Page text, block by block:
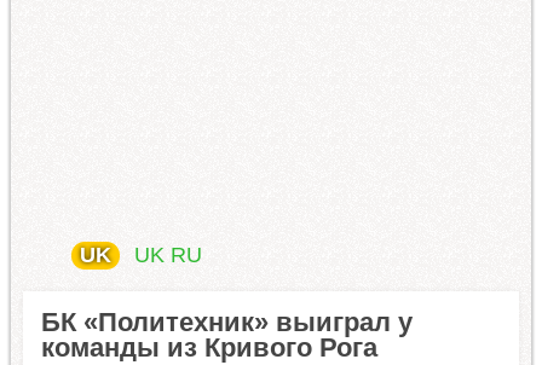
UK UK RU
БК «Политехник» выиграл у
команды из Кривого Рога